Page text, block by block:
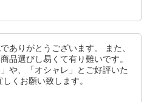
ありがとうございます。 また、
品選びし易くて有り難いです。
や、「オシャレ」とご好評いた
くお願い致します。